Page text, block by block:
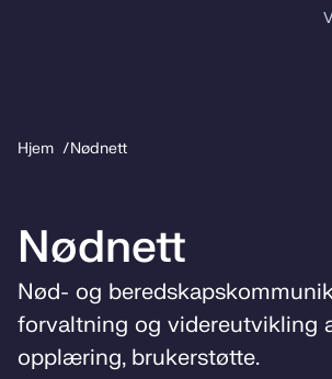
Hjem Nødnett
Nødnett
Nød- og
forvaltning og videreutvikling
opplæring, brukerstøtte.